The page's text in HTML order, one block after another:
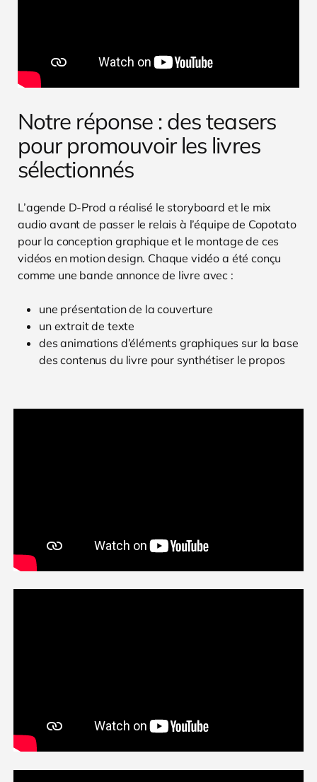
Notre réponse : des teasers
pour promouvoir les livres
sélectionnés
L’agende D-Prod a réalisé le storyboard et le mix
audio avant de passer le relais à l’équipe de Copotato
pour la conception graphique et le montage de ces
vidéos en motion design. Chaque vidéo a été conçu
comme une bande annonce de livre avec :
une présentation de la couverture
un extrait de texte
des animations d’éléments graphiques sur la base
des contenus du livre pour synthétiser le propos